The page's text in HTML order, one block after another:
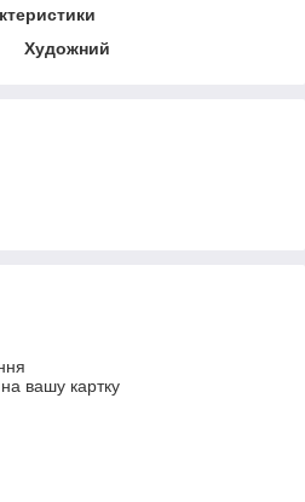
Художний
вашу картку